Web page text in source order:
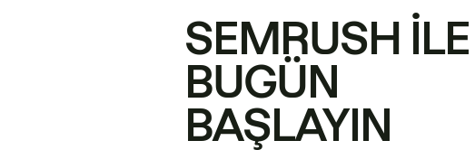
SEMRUSH ILE
BUGÜN
BAŞLAYIN